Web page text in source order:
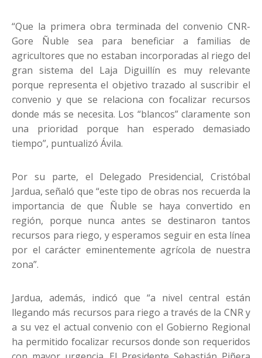
“Que la primera obra terminada del convenio CNR-
Gore Ñuble sea para beneficiar a familias de
agricultores que no estaban incorporadas al riego del
gran sistema del Laja Diguillín es muy relevante
porque representa el objetivo trazado al suscribir el
convenio y que se relaciona con focalizar recursos
donde más se necesita. Los “blancos” claramente son
una prioridad porque han esperado demasiado
tiempo”, puntualizó Ávila.
Por su parte, el Delegado Presidencial, Cristóbal
Jardua, señaló que “este tipo de obras nos recuerda la
importancia de que Ñuble se haya convertido en
región, porque nunca antes se destinaron tantos
recursos para riego, y esperamos seguir en esta línea
por el carácter eminentemente agrícola de nuestra
zona”.
Jardua, además, indicó que “a nivel central están
llegando más recursos para riego a través de la CNR y
a su vez el actual convenio con el Gobierno Regional
ha permitido focalizar recursos donde son requeridos